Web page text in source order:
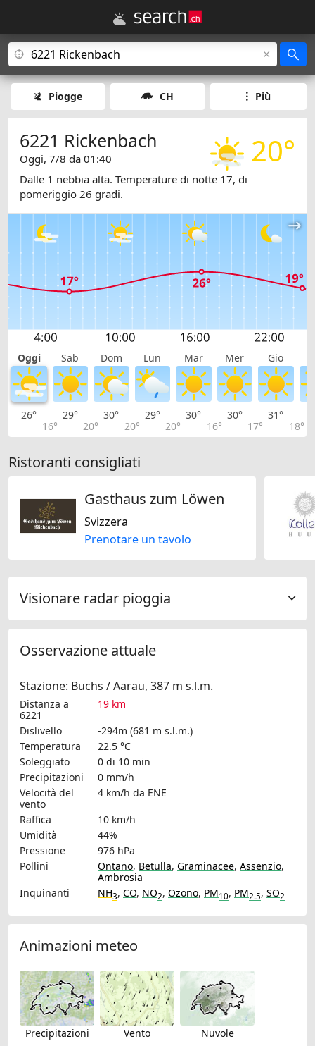
Piogge CH Più
20°
6221 Rickenbach
Oggi, 7/8 da 01:40
Dalle 1 nebbia alta. Temperature di notte 17, di
pomeriggio 26 gradi.
Oggi Sab Dom Lun Mar Mer Gio
26°
16°
29°
20°
30°
20°
29°
20°
30°
16°
30°
17°
31°
18°
Ristoranti consigliati
Gasthaus zum Löwen
Svizzera
Prenotare un tavolo
Visionare radar pioggia
Osservazione attuale
Stazione: Buchs / Aarau, 387 m s.l.m.
Distanza a
6221
19 km
Dislivello
-294m (681 m s.l.m.)
Temperatura
22.5 °C
Soleggiato
0 di 10 min
Precipitazioni
0 mm/h
Velocità del
vento
4 km/h da ENE
Raffica
10 km/h
Umidità
44%
Pressione
976 hPa
Pollini
Ontano, Betulla, Graminacee, Assenzio,
Ambrosia
Inquinanti
NH3, CO, NO2, Ozono, PM10, PM2.5, SO2
Animazioni meteo
Precipitazioni Vento Nuvole